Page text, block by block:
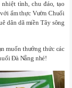
tình, chu đáo, tạo
ẩm thực Vườn Chuối
dân dã miền Tây sông
muốn thưởng thức các
Đà Nẵng nhé!